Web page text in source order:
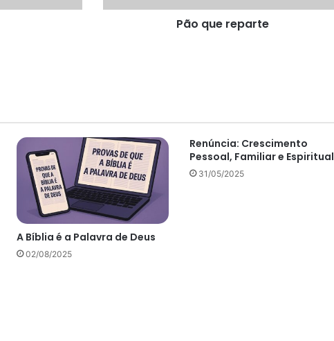
Pão que reparte
A Bíblia é a Palavra de Deus
02/08/2025
Renúncia: Crescimento
Pessoal, Familiar e Espiritual
31/05/2025